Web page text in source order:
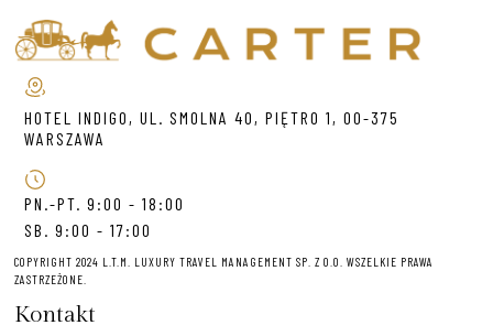
HOTEL INDIGO, UL. SMOLNA 40, PIĘTRO 1, 00-375
WARSZAWA
PN.-PT. 9:00 - 18:00
SB. 9:00 - 17:00
COPYRIGHT 2024 L.T.M. LUXURY TRAVEL MANAGEMENT SP. Z O.O. WSZELKIE PRAWA
ZASTRZEŻONE.
Kontakt